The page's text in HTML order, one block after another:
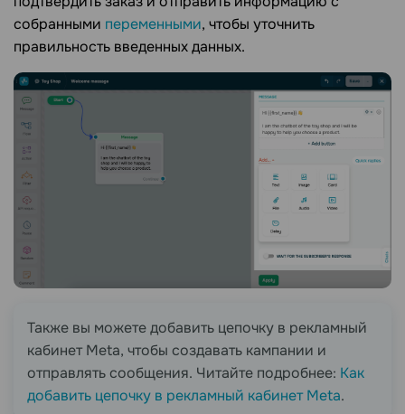
собранными переменными, чтобы уточнить
правильность введенных данных.
Также вы можете добавить цепочку в рекламный
кабинет Meta, чтобы создавать кампании и
отправлять сообщения. Читайте подробнее: Как
добавить цепочку в рекламный кабинет Meta.